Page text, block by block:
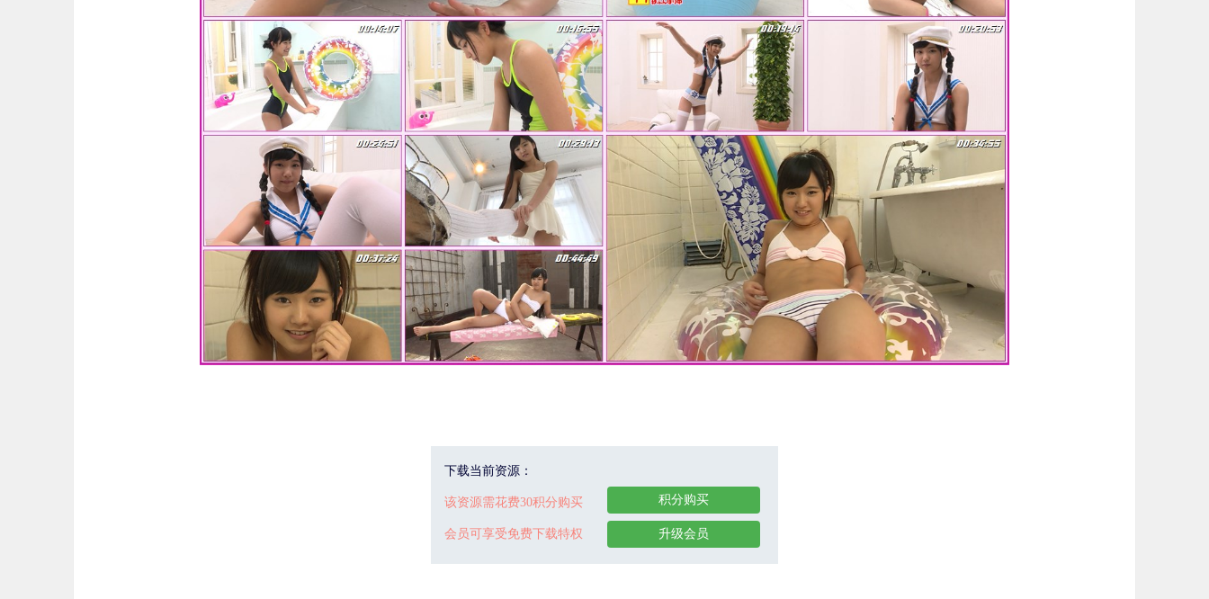
下载当前资源：
该资源需花费30积分购买
会员可享受免费下载特权
积分购买
升级会员